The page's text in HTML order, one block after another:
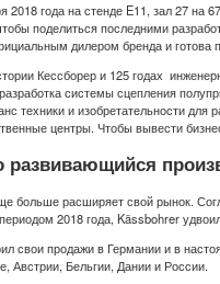
2018 года на стенде E11, зал 27
поделиться последними
дилером бренда и
Кессборер и 125 годах
системы сцепления
техники и изобретательности
центры. Чтобы вывести
развивающийся
больше расширяет свой рынок.
2018 года, Kässbohrer
свои продажи в Германии и в
Австрии, Бельгии, Дании и России.